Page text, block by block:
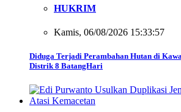
HUKRIM
Kamis, 06/08/2026 15:33:57
Diduga Terjadi Perambahan Hutan di
Distrik 8 BatangHari